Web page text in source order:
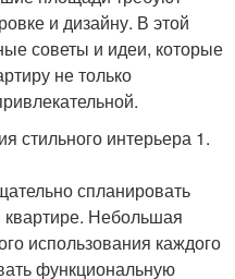
и дизайну. В этой
советы и идеи, которые
не только
стильного интерьера 1.
спланировать
Небольшая
использования каждого
функциональную